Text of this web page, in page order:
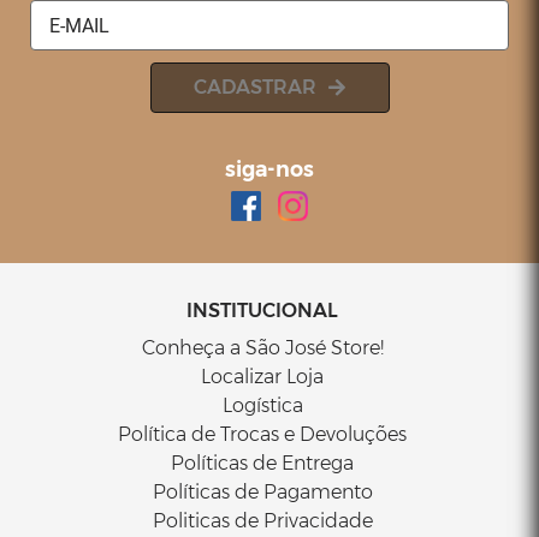
CADASTRAR
siga-nos
INSTITUCIONAL
Conheça a São José Store!
Localizar Loja
Logística
Política de Trocas e Devoluções
Políticas de Entrega
Políticas de Pagamento
Politicas de Privacidade